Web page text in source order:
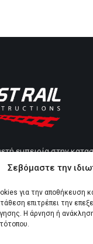
Σεβόμαστε την
για την αποθήκευση
επιτρέπει την
Η άρνηση ή
εμπειρία στην
γραμμών,